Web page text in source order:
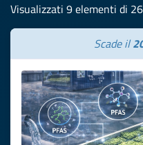
Visualizzati 9 elementi di
Scade il